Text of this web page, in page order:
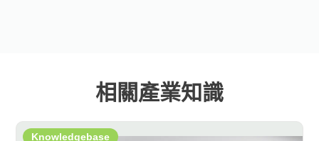
相關產業知識
Knowledgebase